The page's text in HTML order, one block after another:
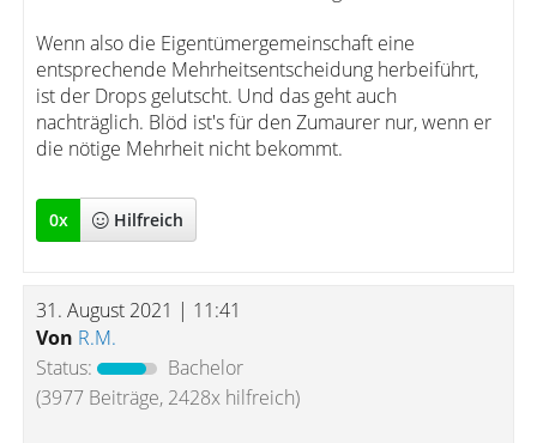
Wenn also die Eigentümergemeinschaft eine
entsprechende Mehrheitsentscheidung herbeiführt,
ist der Drops gelutscht. Und das geht auch
nachträglich. Blöd ist's für den Zumaurer nur, wenn er
die nötige Mehrheit nicht bekommt.
0x Hilfreich
31. August 2021 | 11:41
Von R.M.
Status:
Bachelor
(3977 Beiträge, 2428x hilfreich)